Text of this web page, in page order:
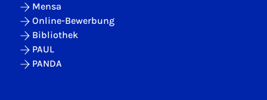
Mensa
Online-Bewerbung
Bibliothek
PAUL
PANDA